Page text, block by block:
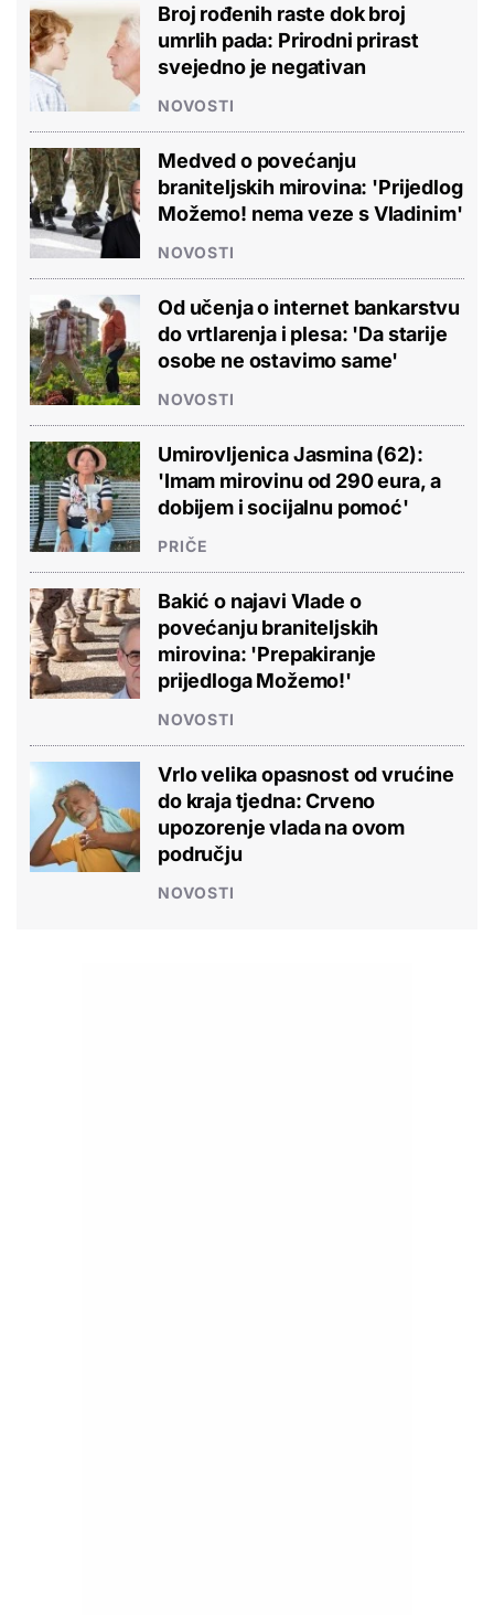
Broj rođenih raste dok broj
umrlih pada: Prirodni prirast
svejedno je negativan
NOVOSTI
Medved o povećanju
braniteljskih mirovina: 'Prijedlog
Možemo! nema veze s Vladinim'
NOVOSTI
Od učenja o internet bankarstvu
do vrtlarenja i plesa: 'Da starije
osobe ne ostavimo same'
NOVOSTI
Umirovljenica Jasmina (62):
'Imam mirovinu od 290 eura, a
dobijem i socijalnu pomoć'
PRIČE
Bakić o najavi Vlade o
povećanju braniteljskih
mirovina: 'Prepakiranje
prijedloga Možemo!'
NOVOSTI
Vrlo velika opasnost od vrućine
do kraja tjedna: Crveno
upozorenje vlada na ovom
području
NOVOSTI